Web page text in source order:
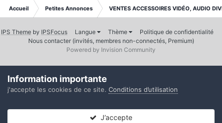
Accueil Petites Annonces VENTES ACCESSOIRES VIDÉO, AUDIO
IPS Theme by IPSFocus Langue Thème
Politique de confidentialité
Nous contacter (invités, membres non-connectés, Premium)
Powered by Invision Community
Information importante
j'accepte les cookies de ce site. Conditions d’utilisation
J’accepte